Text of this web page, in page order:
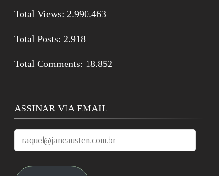
Total Views: 2.990.463
Total Posts: 2.918
Total Comments: 18.852
ASSINAR VIA EMAIL
raquel@janeausten.com.br